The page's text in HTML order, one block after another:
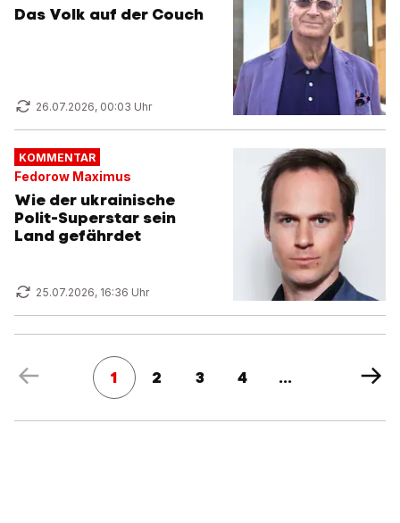
Das Volk auf der Couch
26.07.2026, 00:03 Uhr
KOMMENTAR
Fedorow Maximus
Wie der ukrainische
Polit-Superstar sein
Land gefährdet
25.07.2026, 16:36 Uhr
1 2 3 4 ...